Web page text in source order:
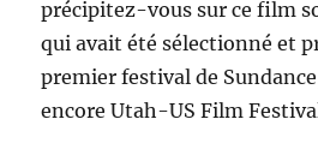
précipitez-vous sur ce film
qui avait été sélectionné et
premier festival de
encore Utah-US Film